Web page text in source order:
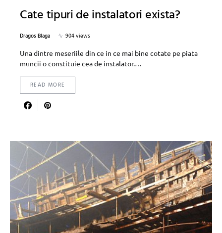
Cate tipuri de instalatori exista?
Dragos Blaga
904 views
Una dintre meseriile din ce in ce mai bine cotate pe piata
muncii o constituie cea de instalator.…
READ MORE